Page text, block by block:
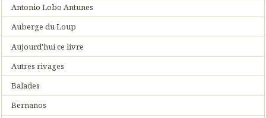
Antonio Lobo Antunes
Auberge du Loup
Aujourd'hui ce livre
Autres rivages
Balades
Bernanos